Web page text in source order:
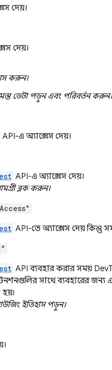
দেয়।
দেয়।
করুন।
ডেটা পড়ুন এবং পরিবর্তন করুন।
API-এ অ্যাক্সেস দেয়।
API-এ অ্যাক্সেস দেয়।
ব্লক করুন।
API-তে অ্যাক্সেস দেয় কিন্তু
API ব্যবহার করার সময়
সাথে ব্যবহারের জন্য
ইতিহাস পড়ুন।